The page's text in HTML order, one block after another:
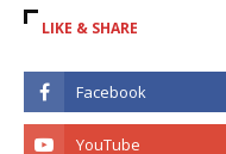
LIKE & SHARE